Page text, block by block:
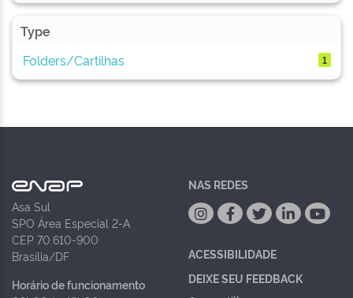
Type
Folders/Cartilhas
1
Asa Sul
SPO Área Especial 2-A
CEP 70.610-900
Brasília/DF
Horário de funcionamento
NAS REDES
ACESSIBILIDADE
DEIXE SEU FEEDBACK